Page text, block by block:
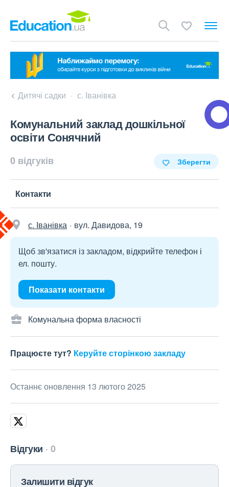
Дитячі садки с. Іванівка
Комунальний заклад дошкільної
освіти Сонячний
0 відгуків Зберегти
Контакти
с. Іванівка вул. Давидова, 19
Щоб зв'язатися із закладом, відкрийте телефон і
ел. пошту.
Показати контакти
Комунальна форма власності
Працюєте тут? Керуйте сторінкою закладу
Останнє оновлення 13 лютого 2025
Відгуки 0
Залишити відгук